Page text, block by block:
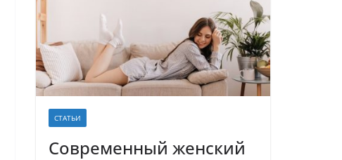
СТАТЬИ
Современный женский